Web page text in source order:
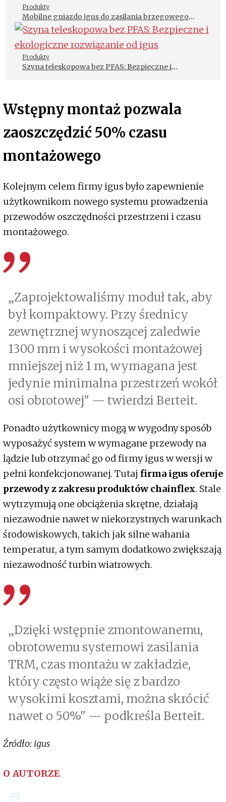
Produkty
Mobilne gniazdo igus do zasilania brzegowego
kontenerowców
Produkty
Szyna teleskopowa bez PFAS: Bezpieczne i
Wstępny montaż pozwala
zaoszczędzić 50% czasu
montażowego
Kolejnym celem firmy igus było zapewnienie
użytkownikom nowego systemu prowadzenia
przewodów oszczędności przestrzeni i czasu
montażowego.
„Zaprojektowaliśmy moduł tak, aby
był kompaktowy. Przy średnicy
zewnętrznej wynoszącej zaledwie
1300 mm i wysokości montażowej
mniejszej niż 1 m, wymagana jest
jedynie minimalna przestrzeń wokół
osi obrotowej" — twierdzi Berteit.
Ponadto użytkownicy mogą w wygodny sposób
wyposażyć system w wymagane przewody na
lądzie lub otrzymać go od firmy igus w wersji w
pełni konfekcjonowanej. Tutaj firma igus oferuje
przewody z zakresu produktów chainflex. Stale
wytrzymują one obciążenia skrętne, działają
niezawodnie nawet w niekorzystnych warunkach
środowiskowych, takich jak silne wahania
temperatur, a tym samym dodatkowo zwiększają
niezawodność turbin wiatrowych.
„Dzięki wstępnie zmontowanemu,
obrotowemu systemowi zasilania
TRM, czas montażu w zakładzie,
który często wiąże się z bardzo
wysokimi kosztami, można skrócić
nawet o 50%" — podkreśla Berteit.
Źródło: igus
O AUTORZE